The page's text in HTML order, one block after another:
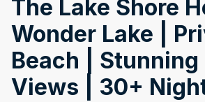
The Lake Shore
Wonder Lake |
Beach | Stunning
Views | 30+